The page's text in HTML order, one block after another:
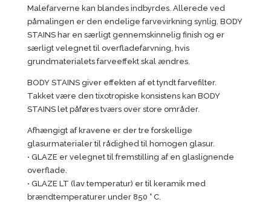
Malefarverne kan blandes indbyrdes. Allerede ved
påmalingen er den endelige farvevirkning synlig. BODY
STAINS har en særligt gennemskinnelig finish og er
særligt velegnet til overfladefarvning, hvis
grundmaterialets farveeffekt skal ændres.
BODY STAINS giver effekten af et tyndt farvefilter.
Takket være den tixotropiske konsistens kan BODY
STAINS let påføres tværs over store områder.
Afhængigt af kravene er der tre forskellige
glasurmaterialer til rådighed til homogen glasur.
• GLAZE er velegnet til fremstilling af en glaslignende
overflade.
• GLAZE LT (lav temperatur) er til keramik med
brændtemperaturer under 850 ° C.